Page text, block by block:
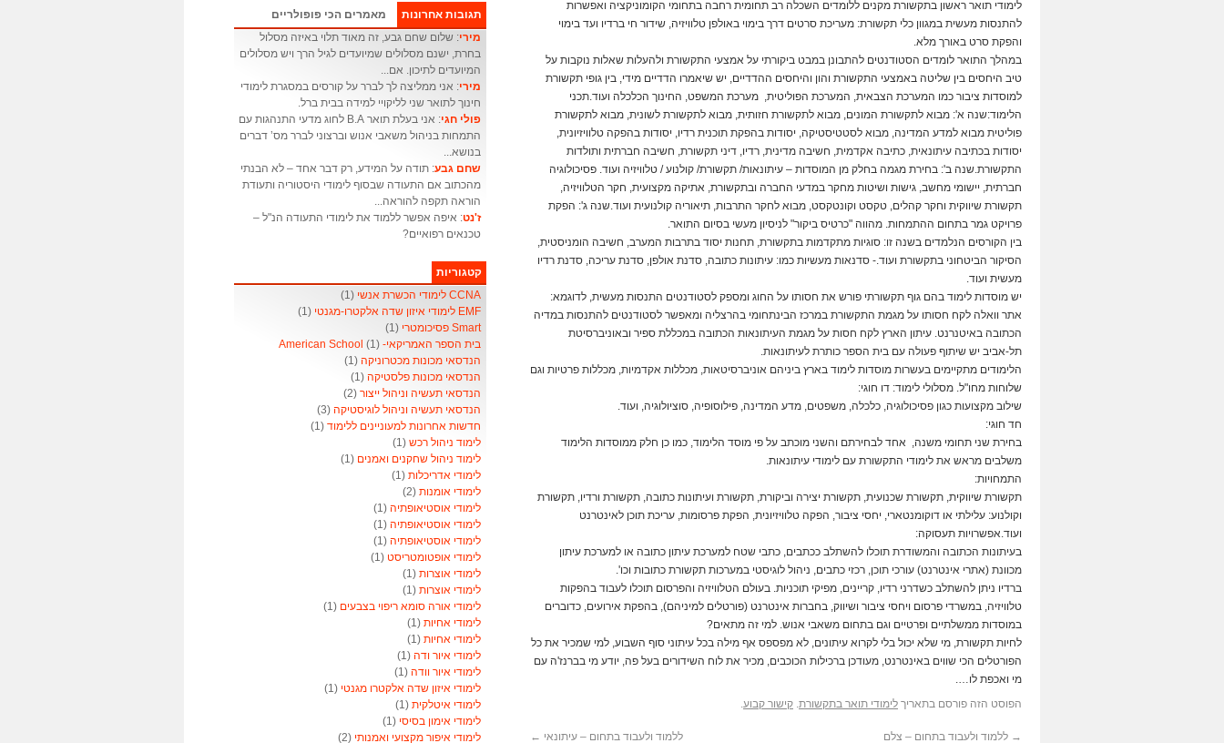
לימודי תואר ראשון בתקשורת מקנים ללומדים השכלה רב תחומית רחבה בתחומי הקומוניקציה ואפשרות
להתנסות מעשית במגוון כלי תקשורת: מעריכת סרטים דרך בימוי באולפן טלוויזיה, שידור חי ברדיו ועד בימוי
והפקת סרט באורך מלא.
במהלך התואר לומדים הסטודנטים להתבונן במבט ביקורתי על אמצעי התקשורת ולהעלות שאלות נוקבות על
טיב היחסים בין שליטה באמצעי התקשורת והון והיחסים ההדדיים, יש שיאמרו הדדיים מידי, בין גופי תקשורת
למוסדות ציבור כמו המערכת הצבאית, המערכת הפוליטית, מערכת המשפט, החינוך הכלכלה ועוד.תכני
הלימוד:שנה א': מבוא לתקשורת המונים, מבוא לתקשורת חזותית, מבוא לתקשורת לשונית, מבוא לתקשורת
פוליטית מבוא למדע המדינה, מבוא לסטטיסטיקה, יסודות בהפקת תוכנית רדיו, יסודות בהפקה טלוויזיונית,
יסודות בכתיבה עיתונאית, כתיבה אקדמית, חשיבה מדינית, רדיו, דיני תקשורת, חשיבה חברתית ותולדות
התקשורת.שנה ב': בחירת מגמה בחלק מן המוסדות – עיתונאות/ תקשורת/ קולנוע / טלוויזיה ועוד. פסיכולוגיה
חברתית, יישומי מחשב, גישות ושיטות מחקר במדעי החברה ובתקשורת, אתיקה מקצועית, חקר הטלוויזיה,
תקשורת שיווקית וחקר קהלים, טקסט וקונטקסט, מבוא לחקר התרבות, תיאוריה קולנועית ועוד.שנה ג': הפקת
פרויקט גמר בתחום ההתמחות. מהווה "כרטיס ביקור" לניסיון מעשי בסיום התואר.
בין הקורסים הנלמדים בשנה זו: סוגיות מתקדמות בתקשורת, תחנות יסוד בתרבות המערב, חשיבה הומניסטית,
הסיקור הביטחוני בתקשורת ועוד.- סדנאות מעשיות כמו: עיתונות כתובה, סדנת אולפן, סדנת עריכה, סדנת רדיו
מעשית ועוד.
יש מוסדות לימוד בהם גוף תקשורתי פורש את חסותו על החוג ומספק לסטודנטים התנסות מעשית, לדוגמא:
אתר וואלה לקח חסותו על מגמת התקשורת במרכז הבינתחומי בהרצליה ומאפשר לסטודנטים להתנסות במדיה
הכתובה באיטנרנט. עיתון הארץ לקח חסות על מגמת העיתונאות הכתובה במכללת ספיר ובאוניברסיטת
תל-אביב יש שיתוף פעולה עם בית הספר כותרת לעיתונאות.
הלימודים מתקיימים בעשרות מוסדות לימוד בארץ ביניהם אוניברסיטאות, מכללות אקדמיות, מכללות פרטיות וגם
שלוחות מחו"ל. מסלולי לימוד: דו חוגי:
שילוב מקצועות כגון פסיכולוגיה, כלכלה, משפטים, מדע המדינה, פילוסופיה, סוציולוגיה, ועוד.
חד חוגי:
בחירת שני תחומי משנה, אחד לבחירתם והשני מוכתב על פי מוסד הלימוד, כמו כן חלק ממוסדות הלימוד
משלבים מראש את לימודי התקשורת עם לימודי עיתונאות.
התמחויות:
תקשורת שיווקית, תקשורת שכנועית, תקשורת יצירה וביקורת, תקשורת ועיתונות כתובה, תקשורת ורדיו, תקשורת
וקולנוע: עלילתי או דוקומנטארי, יחסי ציבור, הפקה טלוויזיונית, הפקת פרסומות, עריכת תוכן לאינטרנט
ועוד.אפשרויות תעסוקה:
בעיתונות הכתובה והמשודרת תוכלו להשתלב ככתבים, כתבי שטח למערכת עיתון כתובה או למערכת עיתון
מכוונת (אתרי אינטרנט) עורכי תוכן, רכזי כתבים, ניהול לוגיסטי במערכות תקשורת כתובות וכו'.
ברדיו ניתן להשתלב כשדרני רדיו, קריינים, מפיקי תוכניות. בעולם הטלוויזיה והפרסום תוכלו לעבוד בהפקות
טלוויזיה, במשרדי פרסום ויחסי ציבור ושיווק, בחברות אינטרנט (פורטלים למיניהם), בהפקת אירועים, כדוברים
במוסדות ממשלתיים ופרטיים וגם בתחום משאבי אנוש. למי זה מתאים?
לחיות תקשורת, מי שלא יכול בלי לקרוא עיתונים, לא מפספס אף מילה בכל עיתוני סוף השבוע, למי שמכיר את כל
הפורטלים הכי שווים באינטרנט, מעודכן ברכילות הכוכבים, מכיר את לוח השידורים בעל פה, יודע מי בברנז'ה עם
מי ואכפת לו….
הפוסט הזה פורסם בתאריך לימודי תואר בתקשורת. קישור קבוע.
→ ללמוד ולעבוד בתחום – צלם ללמוד ולעבוד בתחום – עיתונאי ←
תגובות אחרונות
מאמרים הכי פופולריים
מירי: שלום שחם גבע, זה מאוד תלוי באיזה מסלול
בחרת, ישנם מסלולים שמיועדים לגיל הרך ויש מסלולים
המיועדים לתיכון. אם...
מירי: אני ממליצה לך לברר על קורסים במסגרת לימודי
חינוך לתואר שני לליקויי למידה בבית ברל.
פולי חגי
: אני בעלת תואר B.A לחוג מדעי התנהגות עם
התמחות בניהול משאבי אנוש וברצוני לברר מס’ דברים
בנושא...
שחם גבע: תודה על המידע, רק דבר אחד – לא הבנתי
מהכתוב אם התעודה שבסוף לימודי היסטוריה ותעודת
הוראה תקפה להוראה...
ז'נט: איפה אפשר ללמוד את לימודי התעודה הנ"ל –
טכנאים רפואיים?
קטגוריות
CCNA לימודי הכשרת אנשי
(1)
EMF לימודי איזון שדה אלקטרו-מגנטי
(1)
Smart פסיכומטרי
(1)
בית הספר האמריקאי- American School (1)
הנדסאי מכונות מכטרוניקה (1)
הנדסאי מכונות פלסטיקה (1)
הנדסאי תעשיה וניהול ייצור (2)
הנדסאי תעשיה וניהול לוגיסטיקה (3)
חדשות אחרונות למעוניינים ללימוד (1)
לימוד ניהול רכש (1)
לימוד ניהול שחקנים ואמנים (1)
לימודי אדריכלות (1)
לימודי אומנות (2)
לימודי אוסטיאופתיה (1)
לימודי אוסטיאופתיה (1)
לימודי אוסטיאופתיה (1)
לימודי אופטומטריסט (1)
לימודי אוצרות (1)
לימודי אוצרות (1)
לימודי אורה סומא ריפוי בצבעים (1)
לימודי אחיות (1)
לימודי אחיות (1)
לימודי איור ודה (1)
לימודי איור וודה (1)
לימודי איזון שדה אלקטרו מגנטי (1)
לימודי איטלקית (1)
לימודי אימון בסיסי (1)
לימודי איפור מקצועי ואמנותי (2)